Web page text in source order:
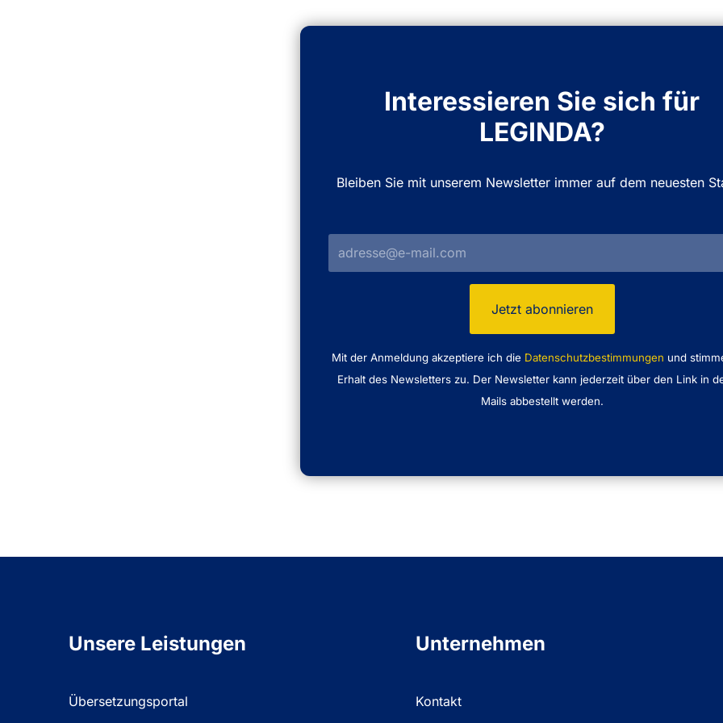
Interessieren Sie sich für
LEGINDA?
Bleiben Sie mit unserem Newsletter immer auf dem neuesten
Mit der Anmeldung akzeptiere ich die Datenschutzbestimmungen und
Erhalt des Newsletters zu. Der Newsletter kann jederzeit über den Link in
Mails abbestellt werden.
Unsere Leistungen
Übersetzungsportal
Unternehmen
Kontakt